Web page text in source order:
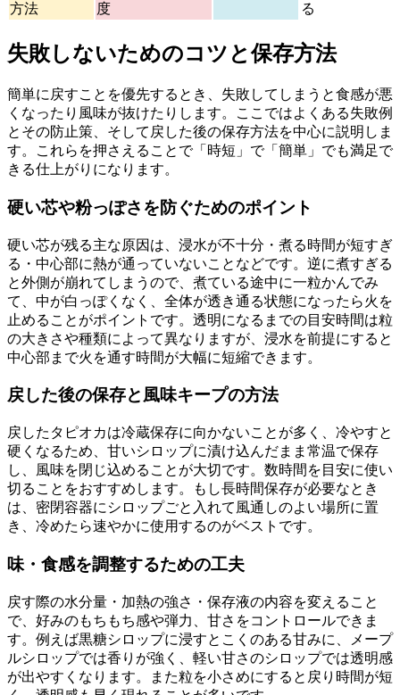
方法
度
る
失敗しないためのコツと保存方法
簡単に戻すことを優先するとき、失敗してしまうと食感が悪
くなったり風味が抜けたりします。ここではよくある失敗例
とその防止策、そして戻した後の保存方法を中心に説明しま
す。これらを押さえることで「時短」で「簡単」でも満足で
きる仕上がりになります。
硬い芯や粉っぽさを防ぐためのポイント
硬い芯が残る主な原因は、浸水が不十分・煮る時間が短すぎ
る・中心部に熱が通っていないことなどです。逆に煮すぎる
と外側が崩れてしまうので、煮ている途中に一粒かんでみ
て、中が白っぽくなく、全体が透き通る状態になったら火を
止めることがポイントです。透明になるまでの目安時間は粒
の大きさや種類によって異なりますが、浸水を前提にすると
中心部まで火を通す時間が大幅に短縮できます。
戻した後の保存と風味キープの方法
戻したタピオカは冷蔵保存に向かないことが多く、冷やすと
硬くなるため、甘いシロップに漬け込んだまま常温で保存
し、風味を閉じ込めることが大切です。数時間を目安に使い
切ることをおすすめします。もし長時間保存が必要なとき
は、密閉容器にシロップごと入れて風通しのよい場所に置
き、冷めたら速やかに使用するのがベストです。
味・食感を調整するための工夫
戻す際の水分量・加熱の強さ・保存液の内容を変えること
で、好みのもちもち感や弾力、甘さをコントロールできま
す。例えば黒糖シロップに浸すとこくのある甘みに、メープ
ルシロップでは香りが強く、軽い甘さのシロップでは透明感
が出やすくなります。また粒を小さめにすると戻り時間が短